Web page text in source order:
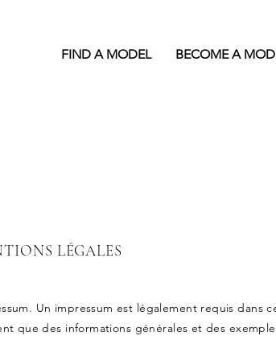
FIND A MODEL BECOME A
LÉGALES
Un impressum est légalement requis dans
que des informations générales et des